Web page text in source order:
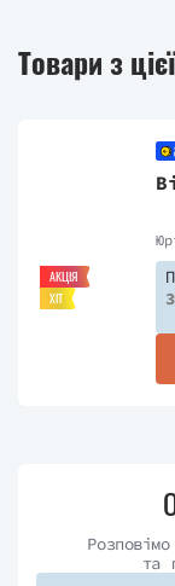
Товари з
ХІТ
АКЦІЯ
та